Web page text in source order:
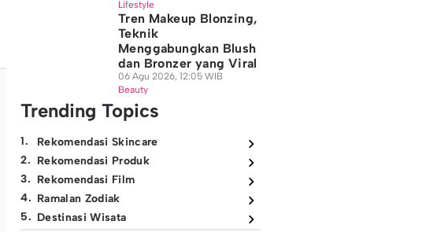
Lifestyle
Tren Makeup Blonzing,
Teknik
Menggabungkan Blush
dan Bronzer yang Viral
06 Agu 2026, 12:05 WIB
Beauty
Trending Topics
1.
Rekomendasi Skincare
2. Rekomendasi Produk
3. Rekomendasi Film
4. Ramalan Zodiak
5. Destinasi Wisata